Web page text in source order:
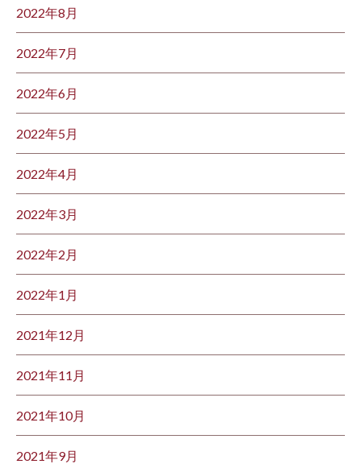
2022年8月
2022年7月
2022年6月
2022年5月
2022年4月
2022年3月
2022年2月
2022年1月
2021年12月
2021年11月
2021年10月
2021年9月